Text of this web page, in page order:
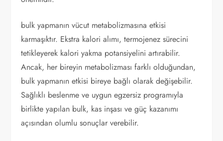
bulk yapmanın vücut metabolizmasına etkisi
karmaşıktır. Ekstra kalori alımı, termojenez sürecini
tetikleyerek kalori yakma potansiyelini artırabilir.
Ancak, her bireyin metabolizması farklı olduğundan,
bulk yapmanın etkisi bireye bağlı olarak değişebilir.
Sağlıklı beslenme ve uygun egzersiz programıyla
birlikte yapılan bulk, kas inşası ve güç kazanımı
açısından olumlu sonuçlar verebilir.